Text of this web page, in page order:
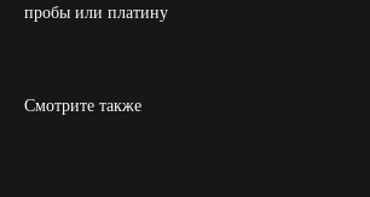
пробы или платину
Смотрите также